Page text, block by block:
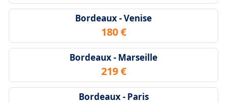
Bordeaux - Venise
180 €
Bordeaux - Marseille
219 €
Bordeaux - Paris